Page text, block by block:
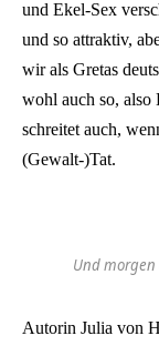
und Ekel-Sex
und so attraktiv,
wir als Gretas
wohl auch so, also
schreitet auch,
(Gewalt-)Tat.
Und morgen
Autorin Julia von